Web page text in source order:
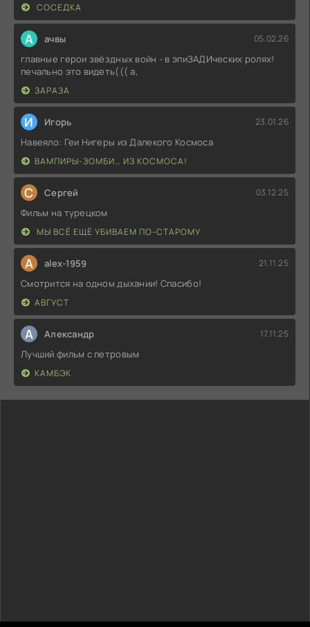
СОСЕДКА
А ачвы 05.02.26
главные герои звёздных войн - в эпиЗАДИческих ролях!
печально это видеть((( а,
ЗАРАЗА
И Игорь 23.01.26
Навеяло: Геи Нигеры из Далекого Космоса
ВАМПИРЫ-ЗОМБИ… ИЗ КОСМОСА!
С Сергей 03.12.25
Фильм на турецком
МЫ ВСЁ ЕЩЁ УБИВАЕМ ПО-СТАРОМУ
A alex-1959 21.11.25
Смотрится на одном дыхании! Спасибо!
АВГУСТ
А Александр 17.11.25
Лучший фильм с петровым
КАМБЭК